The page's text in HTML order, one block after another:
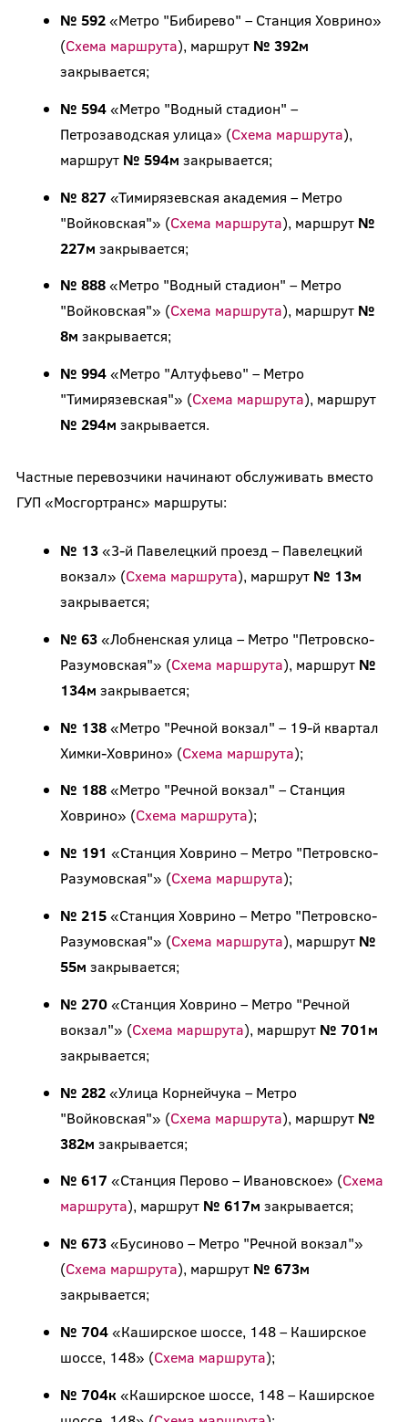
№ 592«Метро "Бибирево" – Станция Ховрино»
(Схема маршрута), маршрут № 392м
закрывается;
№ 594«Метро "Водный стадион" –
Петрозаводская улица» (Схема маршрута),
маршрут № 594м закрывается;
№ 827 «Тимирязевская академия – Метро
"Войковская"» (Схема маршрута), маршрут №
227м закрывается;
№ 888«Метро "Водный стадион" – Метро
"Войковская"» (Схема маршрута), маршрут №
8м закрывается;
№ 994«Метро "Алтуфьево" – Метро
"Тимирязевская"» (Схема маршрута), маршрут
№ 294м закрывается.
Частные перевозчики начинают обслуживать вместо
ГУП «Мосгортранс» маршруты:
№ 13«3-й Павелецкий проезд – Павелецкий
вокзал» (Схема маршрута), маршрут № 13м
закрывается;
№ 63«Лобненская улица – Метро "Петровско-
Разумовская"» (Схема маршрута), маршрут №
134м закрывается;
№ 138«Метро "Речной вокзал" – 19-й квартал
Химки-Ховрино» (Схема маршрута);
№ 188«Метро "Речной вокзал" – Станция
Ховрино» (Схема маршрута);
№ 191 «Станция Ховрино – Метро "Петровско-
Разумовская"» (Схема маршрута);
№ 215«Станция Ховрино – Метро "Петровско-
Разумовская"» (Схема маршрута), маршрут №
55м закрывается;
№ 270«Станция Ховрино – Метро "Речной
вокзал"» (Схема маршрута), маршрут № 701м
закрывается;
№ 282«Улица Корнейчука – Метро
"Войковская"» (Схема маршрута), маршрут №
382м закрывается;
№ 617 «Станция Перово – Ивановское» (Схема
маршрута), маршрут № 617м закрывается;
№ 673«Бусиново – Метро "Речной вокзал"»
(Схема маршрута), маршрут № 673м
закрывается;
№ 704«Каширское шоссе, 148 – Каширское
шоссе, 148» (Схема маршрута);
№ 704к «Каширское шоссе, 148 – Каширское